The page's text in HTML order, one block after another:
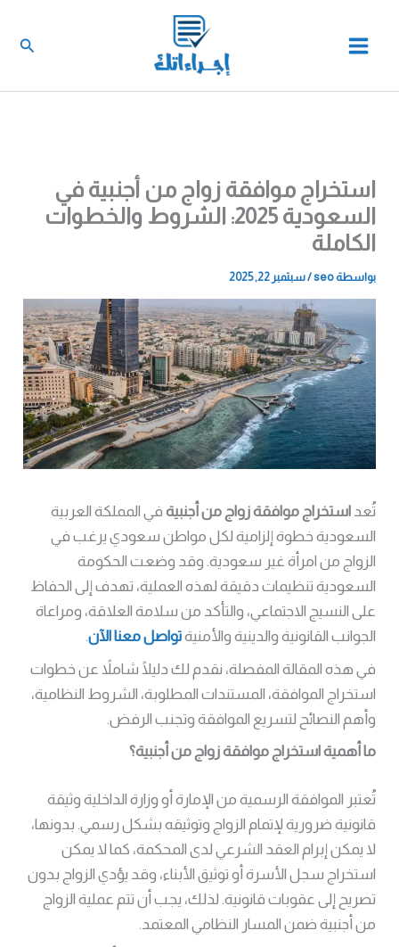
استخراج موافقة زواج من أجنبية في
السعودية 2025: الشروط والخطوات
الكاملة
بواسطة seo
/سبتمبر 22, 2025
تُعداستخراج موافقة زواج من أجنبية في المملكة العربية
السعودية خطوة إلزامية لكل مواطن سعودي يرغب في
الزواج من امرأة غير سعودية. وقد وضعت الحكومة
السعودية تنظيمات دقيقة لهذه العملية، تهدف إلى الحفاظ
على النسيج الاجتماعي، والتأكد من سلامة العلاقة، ومراعاة
الجوانب القانونية والدينية والأمنيةتواصل معنا الآن.
في هذه المقالة المفصلة، نقدم لك دليلًا شاملاً عن خطوات
استخراج الموافقة، المستندات المطلوبة، الشروط النظامية،
وأهم النصائح لتسريع الموافقة وتجنب الرفض.
ما أهمية استخراج موافقة زواج من أجنبية؟
تُعتبر الموافقة الرسمية من الإمارة أو وزارة الداخلية وثيقة
قانونية ضرورية لإتمام الزواج وتوثيقه بشكل رسمي. بدونها،
لا يمكن إبرام العقد الشرعي لدى المحكمة، كما لا يمكن
استخراج سجل الأسرة أو توثيق الأبناء، وقد يؤدي الزواج بدون
تصريح إلى عقوبات قانونية. لذلك، يجب أن تتم عملية الزواج
من أجنبية ضمن المسار النظامي المعتمد.